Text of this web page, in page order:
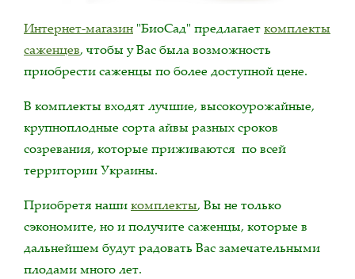
Интернет-магазин "БиоСад" предлагаеткомплекты
саженцев, чтобы у Вас была возможность
приобрести саженцы по более доступной цене.
В комплекты входят лучшие, высокоурожайные,
крупноплодные сорта айвы разных сроков
созревания, которые приживаются по всей
территории Украины.
Приобретя нашикомплекты, Вы не только
сэкономите, но и получите саженцы, которые в
дальнейшем будут радовать Вас замечательными
плодами много лет.